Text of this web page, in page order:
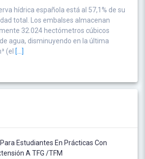
hídrica española está al 57,1% de su
total. Los embalses almacenan
32.024 hectómetros cúbicos
agua, disminuyendo en la última
(el [...]
Estudiantes En Prácticas Con
A TFG /TFM